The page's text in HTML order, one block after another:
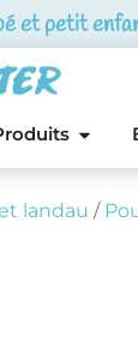
et petit
landau /